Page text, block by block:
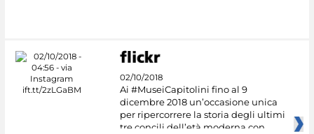
02/10/2018
Ai #MuseiCapitolini fino al 9
dicembre 2018 un’occasione unica
per ripercorrere la storia degli ultimi
tre concili dell’età moderna con